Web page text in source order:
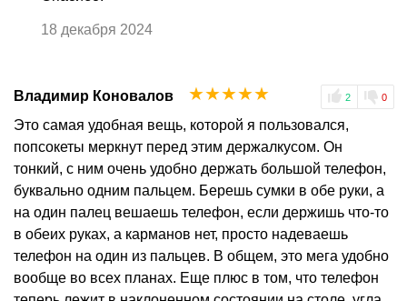
18 декабря 2024
Владимир Коновалов 2 0
☆
☆
☆
☆
☆
Это самая удобная вещь, которой я пользовался,
попсокеты меркнут перед этим держалкусом. Он
тонкий, с ним очень удобно держать большой телефон,
буквально одним пальцем. Берешь сумки в обе руки, а
на один палец вешаешь телефон, если держишь что-то
в обеих руках, а карманов нет, просто надеваешь
телефон на один из пальцев. В общем, это мега удобно
вообще во всех планах. Еще плюс в том, что телефон